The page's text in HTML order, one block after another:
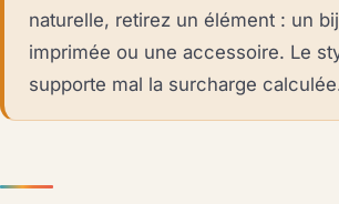
naturelle, retirez un élément : un
imprimée ou une accessoire. Le
supporte mal la surcharge